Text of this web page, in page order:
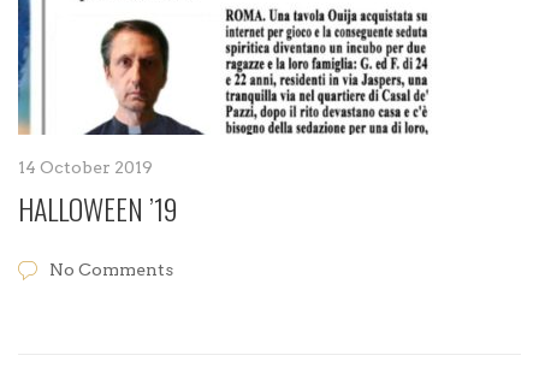
14 October 2019
HALLOWEEN ’19
No Comments